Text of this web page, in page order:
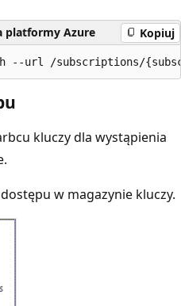
platformy Azure Kopiuj
kluczy dla wystąpienia
w magazynie kluczy.